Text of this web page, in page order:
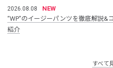
2026.08.08
NEW
“WP”のイージーパンツを徹底解説&
紹介
すべて